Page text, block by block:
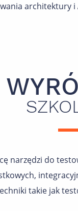
architektury i
narzędzi do
takie jak